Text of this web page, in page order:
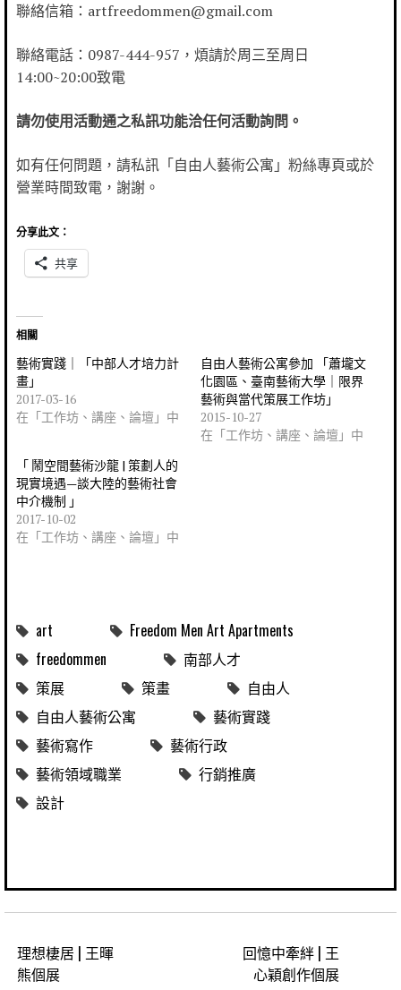
聯絡信箱：artfreedommen@gmail.com
聯絡電話：0987-444-957，煩請於周三至周日
14:00~20:00致電
請勿使用活動通之私訊功能洽任何活動詢問。
如有任何問題，請私訊「自由人藝術公寓」粉絲專頁或於
營業時間致電，謝謝。
分享此文：
共享
相關
藝術實踐｜「中部人才培力計
畫」
2017-03-16
在「工作坊、講座、論壇」中
自由人藝術公寓參加 「蕭壠文
化園區、臺南藝術大學｜限界
藝術與當代策展工作坊」
2015-10-27
在「工作坊、講座、論壇」中
「 鬧空間藝術沙龍 | 策劃人的
現實境遇—談大陸的藝術社會
中介機制 」
2017-10-02
在「工作坊、講座、論壇」中
art
Freedom Men Art Apartments
freedommen
南部人才
策展
策畫
自由人
自由人藝術公寓
藝術實踐
藝術寫作
藝術行政
藝術領域職業
行銷推廣
設計
理想棲居 | 王暉
熊個展
回憶中牽絆 | 王
心穎創作個展